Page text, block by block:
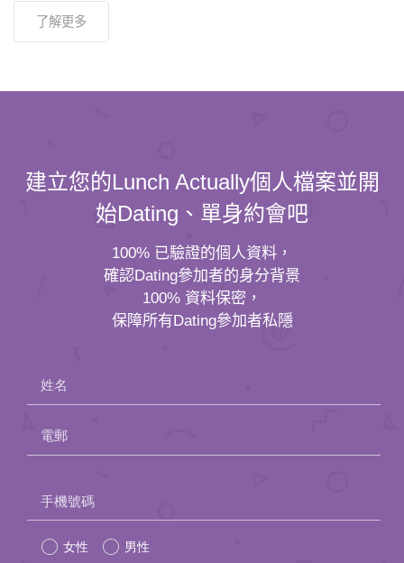
了解更多
建立您的Lunch Actually個人檔案並開
始Dating、單身約會吧
100% 已驗證的個人資料，
確認Dating參加者的身分背景
100% 資料保密，
保障所有Dating參加者私隱
姓名
電郵
leave
this
手機號碼
女性 男性